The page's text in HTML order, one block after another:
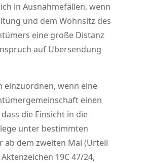
in Ausnahmefällen, wenn
und dem Wohnsitz des
eine große Distanz
auf Übersendung
einzuordnen, wenn eine
einen
die Einsicht in die
unter bestimmten
ab dem zweiten Mal (Urteil
19C 47/24,